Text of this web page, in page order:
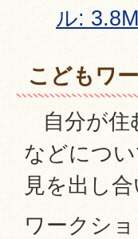
ル:
こどもワ
自分が住
などにつ
見を出し
ワークシ